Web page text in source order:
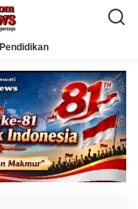
Pendidikan